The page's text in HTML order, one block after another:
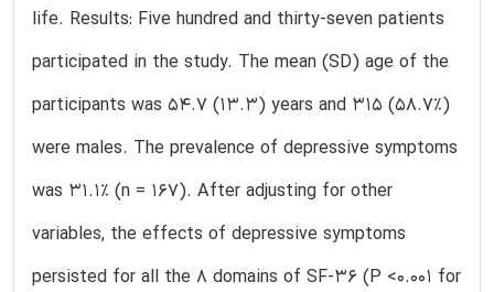
life. Results: Five hundred and thirty-seven patients
participated in the study. The mean (SD) age of the
participants was 54.7 (13.3) years and 315 (58.7%)
were males. The prevalence of depressive symptoms
was 31.1% (n = 167). After adjusting for other
variables, the effects of depressive symptoms
persisted for all the 8 domains of SF-36 (P <0.001 for